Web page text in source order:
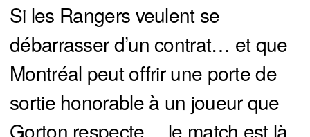
Si les Rangers veulent se
débarrasser d’un contrat… et que
Montréal peut offrir une porte de
sortie honorable à un joueur que
Gorton respecte… le match est là.